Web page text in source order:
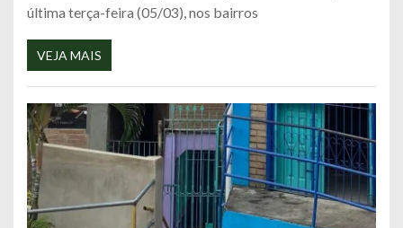
última terça-feira (05/03), nos bairros
VEJA MAIS